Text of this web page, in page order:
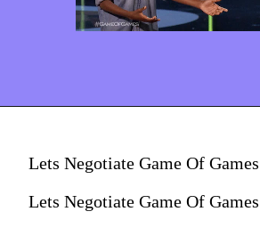
Lets Negotiate Game Of
Lets Negotiate Game Of